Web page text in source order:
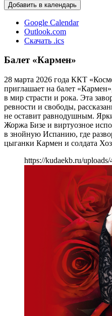
Добавить в календарь
Google Calendar
Outlook.com
Скачать .ics
Балет «Кармен»
28 марта 2026 года ККТ
приглашает на балет
в мир страсти и рока. Эта
ревности и свободы,
не оставит равнодушным.
Жоржа Бизе и виртуозное
в знойную Испанию, где
цыганки Кармен и солдата
https://kudaekb.ru/